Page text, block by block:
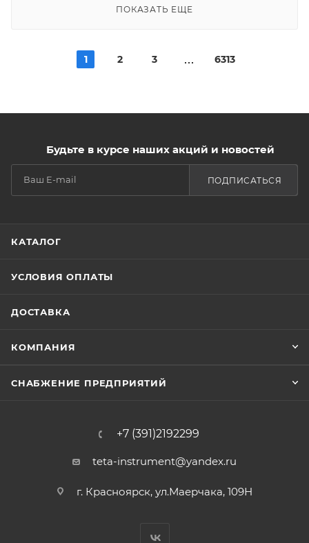
ПОКАЗАТЬ ЕЩЕ
1 2 3 6313
Будьте в курсе наших акций и новостей
ПОДПИСАТЬСЯ
КАТАЛОГ
УСЛОВИЯ ОПЛАТЫ
ДОСТАВКА
КОМПАНИЯ
СНАБЖЕНИЕ ПРЕДПРИЯТИЙ
+7 (391)2192299
teta-instrument@yandex.ru
г. Красноярск, ул.Маерчака, 109Н